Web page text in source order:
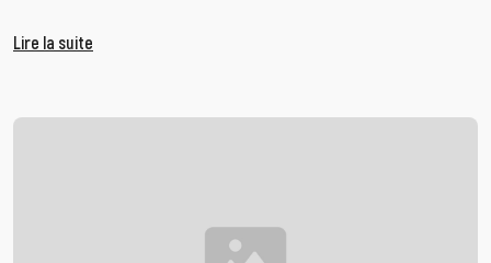
Lire la suite